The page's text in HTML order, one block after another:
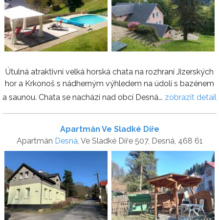
Útulná atraktivní velká horská chata na rozhraní Jizerských
hor a Krkonoš s nádherným výhledem na údolí s bazénem
a saunou. Chata se nachází nad obcí Desná... zobrazit detail
Apartmán Ve Sladké Díře
Apartmán Desná, Ve Sladké Díře 507, Desná, 468 61